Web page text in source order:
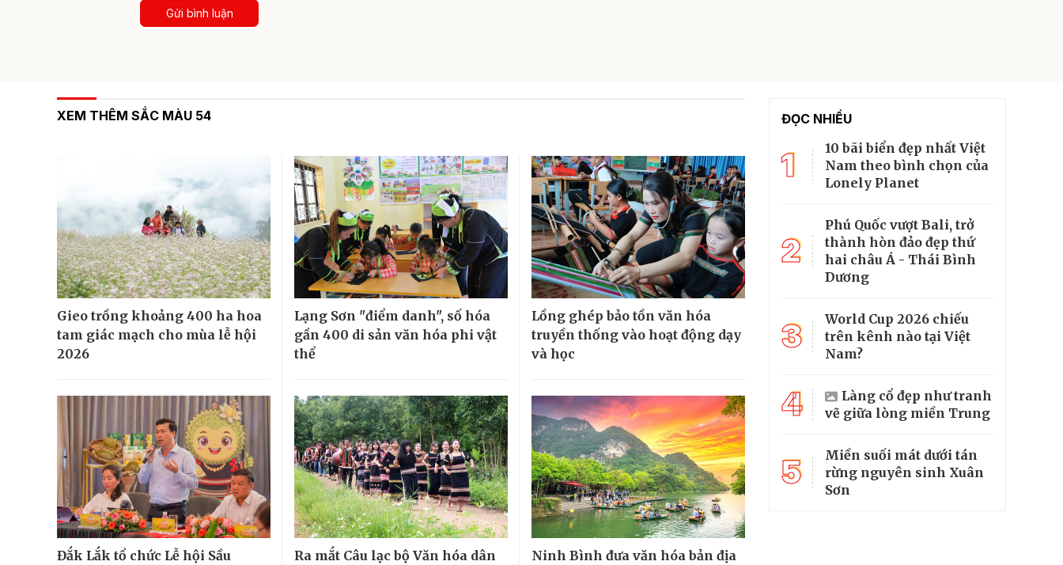
Gửi bình luận
XEM THÊM SẮC MÀU 54
Gieo trồng khoảng 400 ha hoa
tam giác mạch cho mùa lễ hội
2026
Lạng Sơn "điểm danh", số hóa
gần 400 di sản văn hóa phi vật
thể
Lồng ghép bảo tồn văn hóa
truyền thống vào hoạt động dạy
và học
Đắk Lắk tổ chức Lễ hội Sầu Ra mắt Câu lạc bộ Văn hóa dân Ninh Bình đưa văn hóa bản địa
ĐỌC NHIỀU
1
10 bãi biển đẹp nhất Việt
Nam theo bình chọn của
Lonely Planet
2
Phú Quốc vượt Bali, trở
thành hòn đảo đẹp thứ
hai châu Á - Thái Bình
Dương
3
World Cup 2026 chiếu
trên kênh nào tại Việt
Nam?
4
Làng cổ đẹp như tranh
vẽ giữa lòng miền Trung
5
Miền suối mát dưới tán
rừng nguyên sinh Xuân
Sơn